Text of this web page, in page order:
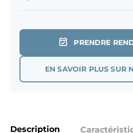
PRENDRE
EN SAVOIR PLUS SUR
Description